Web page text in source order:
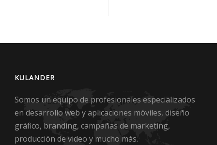
KULANDER
Somos un equipo de profesionales especializados
en desarrollo web y aplicaciones móviles, diseño
gráfico, branding, campañas de marketing,
producción de video y mucho más.